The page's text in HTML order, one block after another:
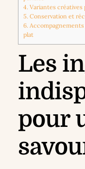
4.Variantes créatives
5.Conservation et
6.
plat
Les
pour